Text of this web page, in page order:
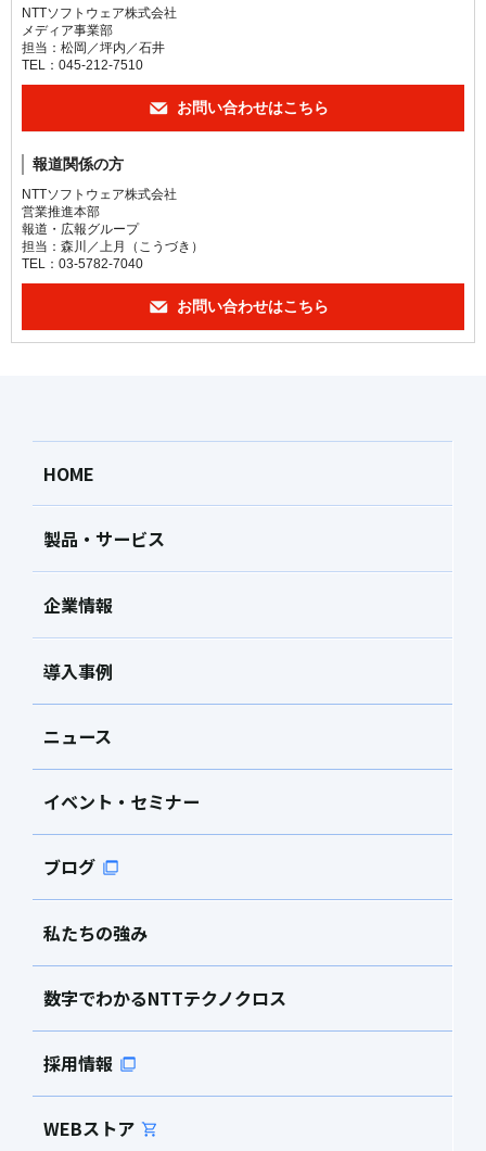
NTTソフトウェア株式会社
メディア事業部
担当：松岡／坪内／石井
TEL：045-212-7510
お問い合わせはこちら
報道関係の方
NTTソフトウェア株式会社
営業推進本部
報道・広報グループ
担当：森川／上月（こうづき）
TEL：03-5782-7040
お問い合わせはこちら
HOME
製品・サービス
企業情報
導入事例
ニュース
イベント・セミナー
ブログ
私たちの強み
数字でわかるNTTテクノクロス
採用情報
WEBストア